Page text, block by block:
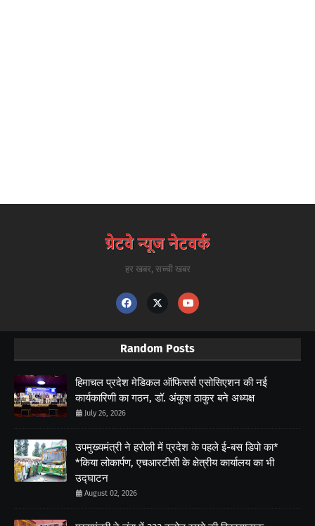
हर खबर, सच्ची खबर
Random Posts
हिमाचल प्रदेश मेडिकल ऑफिसर्स एसोसिएशन की नई
कार्यकारिणी का गठन, डॉ. अंकुश ठाकुर बने अध्यक्ष
July 26, 2026
उपमुख्यमंत्री ने हरोली में प्रदेश के पहले ई-बस डिपो का*
*किया लोकार्पण, एचआरटीसी के क्षेत्रीय कार्यालय का भी
उद्घाटन
August 02, 2026